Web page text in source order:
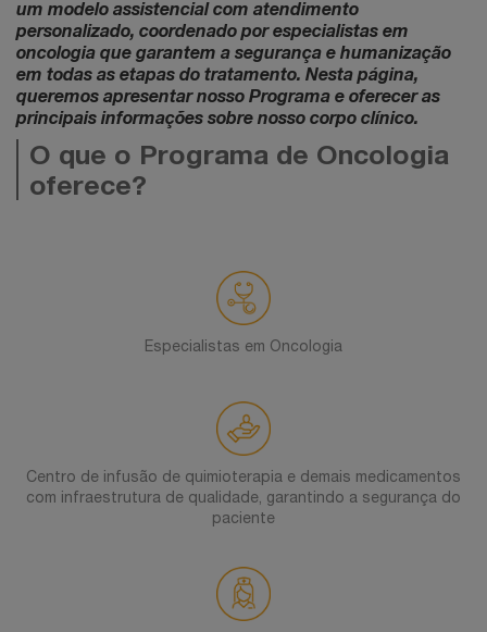
um modelo assistencial com atendimento
personalizado, coordenado por especialistas em
oncologia que garantem a segurança e humanização
em todas as etapas do tratamento. Nesta página,
queremos apresentar nosso Programa e oferecer as
principais informações sobre nosso corpo clínico.
O que o Programa de Oncologia
oferece?
Especialistas em Oncologia
Centro de infusão de quimioterapia e demais medicamentos
com infraestrutura de qualidade, garantindo a segurança do
paciente